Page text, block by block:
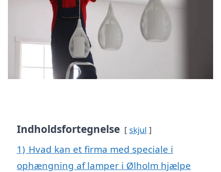
Indholdsfortegnelse skjul
1) Hvad kan et firma med speciale i
ophængning af lamper i Ølholm hjælpe